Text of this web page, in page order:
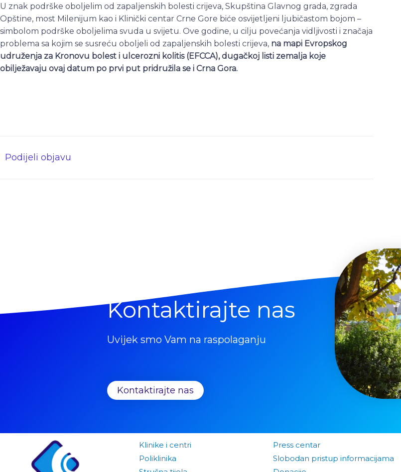
U znak podrške oboljelim od zapaljenskih bolesti crijeva, Skupština Glavnog grada, zgrada
Opštine, most Milenijum kao i Klinički centar Crne Gore biće osvijetljeni ljubičastom bojom –
simbolom podrške oboljelima svuda u svijetu. Ove godine, u cilju povećanja vidljivosti i značaja
problema sa kojim se susreću oboljeli od zapaljenskih bolesti crijeva, na mapi Evropskog
udruženja za Kronovu bolest i ulcerozni kolitis (EFCCA), dugačkoj listi zemalja koje
obilježavaju ovaj datum po prvi put pridružila se i Crna Gora.
Podijeli objavu
Kontaktirajte nas
Uvijek smo Vam na raspolaganju
Kontaktirajte nas
Klinike i centri
Poliklinika
Press centar
Slobodan pristup informacijama